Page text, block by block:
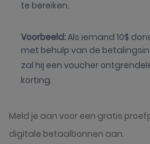
te bereiken.
Voorbeeld:Als iemand 10$
met behulp van de
zal hij een voucher
korting.
Meld je aan voor een gratis
digitale betaalbonnen aan.